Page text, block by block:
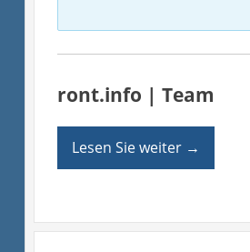
ront.info | Team
Lesen Sie weiter →